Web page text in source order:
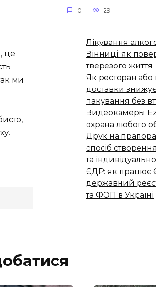
це
ми
0 29
Лікування
Вінниці: як
тверезого життя
Як ресторан
доставки
пакування без
Видеокамеры
охрана любого
Друк на
спосіб
та
ЄДР: як працює
державний
та ФОП в Україні